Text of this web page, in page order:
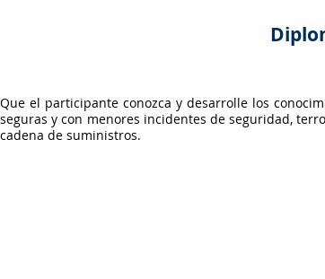
Que el participante conozca y desarrolle los
seguras y con menores incidentes de seguridad,
cadena de suministros.